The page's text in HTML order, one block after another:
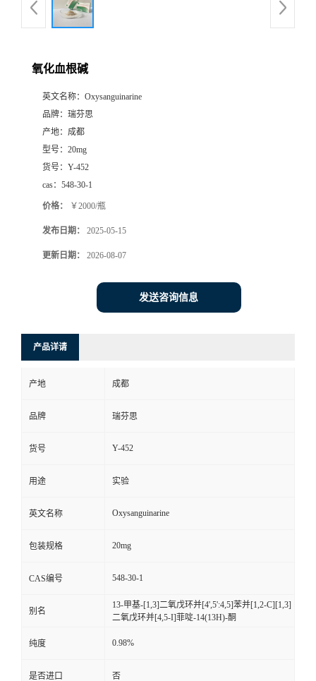
式
氧化血根碱
英文名称： Oxysanguinarine
品牌： 瑞芬思
产地： 成都
型号： 20mg
货号： Y-452
cas： 548-30-1
价格： ￥2000/瓶
发布日期： 2025-05-15
更新日期： 2026-08-07
发送咨询信息
产品详请
产地 成都
品牌 瑞芬思
货号 Y-452
用途 实验
英文名称 Oxysanguinarine
包装规格 20mg
CAS编号 548-30-1
别名
13-甲基-[1,3]二氧戊环并[4',5':4,5]苯并[1,2-C][1,3]
二氧戊环并[4,5-I]菲啶-14(13H)-酮
纯度 0.98%
是否进口 否